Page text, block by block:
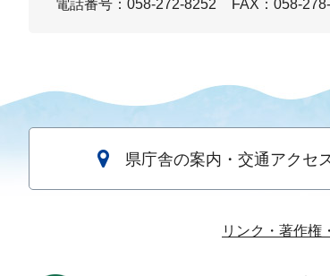
電話番号：058-272-8252
FAX：058-
県庁舎の案内・交通アクセ
リンク・著作権